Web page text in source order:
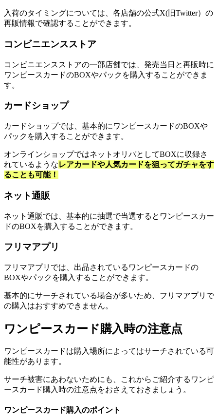
入荷のタイミングについては、各店舗の公式X(旧Twitter）の
再販情報で確認することができます。
コンビニエンスストア
コンビニエンスストアの一部店舗では、発売当日と再販時に
ワンピースカードのBOXやパックを購入することができま
す。
カードショップ
カードショップでは、基本的にワンピースカードのBOXや
パックを購入することができます。
オンラインショップではネットオリパとしてBOXに収録さ
れているようなレアカードや人気カードを狙ってガチャをす
ることも可能！
ネット通販
ネット通販では、基本的に抽選で当選するとワンピースカー
ドのBOXを購入することができます。
フリマアプリ
フリマアプリでは、出品されているワンピースカードの
BOXやパックを購入することができます。
基本的にサーチされている場合が多いため、フリマアプリで
の購入はおすすめできません。
ワンピースカード購入時の注意点
ワンピースカードは購入場所によってはサーチされている可
能性があります。
サーチ被害にあわないためにも、これからご紹介するワンピ
ースカード購入時の注意点をおさえておきましょう。
ワンピースカード購入のポイント